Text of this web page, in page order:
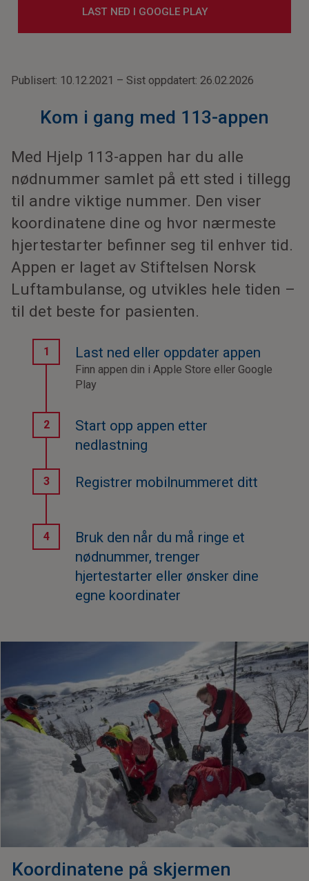
LAST NED I GOOGLE PLAY
Publisert: 10.12.2021 – Sist oppdatert: 26.02.2026
Kom i gang med 113-appen
Med Hjelp 113-appen har du alle
nødnummer samlet på ett sted i tillegg
til andre viktige nummer. Den viser
koordinatene dine og hvor nærmeste
hjertestarter befinner seg til enhver tid.
Appen er laget av Stiftelsen Norsk
Luftambulanse, og utvikles hele tiden –
til det beste for pasienten.
Last ned eller oppdater appen
Finn appen din i Apple Store eller Google
Play
Start opp appen etter
nedlastning
Registrer mobilnummeret ditt
Bruk den når du må ringe et
nødnummer, trenger
hjertestarter eller ønsker dine
egne koordinater
Koordinatene på skjermen